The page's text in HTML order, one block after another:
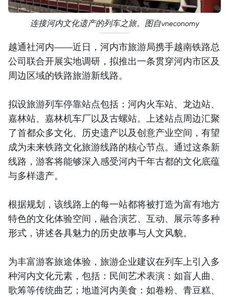
连接河内文化遗产的列车之旅。图自vneconomy
越通社河内——近日，河内市旅游局携手越南铁路总
公司联合开展实地调研，拟推出一条贯穿河内市区及
周边区域的铁路旅游新线路。
拟设旅游列车停靠站点包括：河内火车站、龙边站、
嘉林站、嘉林机车厂以及古螺站。上述站点周边汇聚
了首都众多文化、历史遗产以及创意产业空间，有望
成为未来铁路文化旅游线路的核心节点。通过这条新
线路，游客将能够深入感受河内千年古都的文化底蕴
与多样遗产。
根据规划，该线路上的每一站都将被打造为富有地方
特色的文化体验空间，融合演艺、互动、展示等多种
形式，讲述各具魅力的历史故事与人文风貌。
为丰富游客旅途体验，旅游企业建议在列车上引入多
种河内文化元素，包括：民间艺术表演：如盲人曲、
歌筹等传统曲艺；地道河内美食：如卷粉、青豆糕、